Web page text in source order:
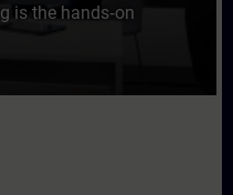
is the hands‑on